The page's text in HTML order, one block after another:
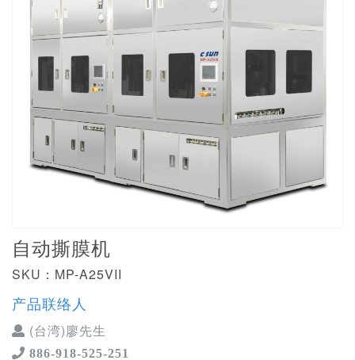
自动撕膜机
SKU：MP-A25VII
产品联络人
(台湾)廖先生
886-918-525-251